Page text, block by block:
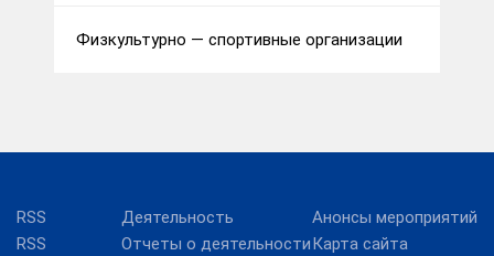
Физкультурно — спортивные организации
RSS
RSS
Деятельность
Отчеты о деятельности
Анонсы мероприятий
Карта сайта